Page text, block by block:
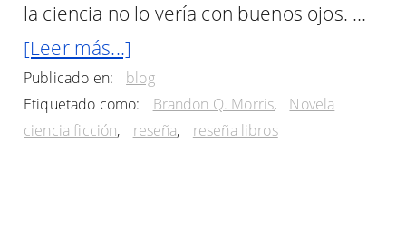
la ciencia no lo vería con buenos ojos. …
[Leer más...]
de
«La
Publicado en:
blog
Etiquetado como:
Brandon Q. Morris,
Novela
ciencia ficción, reseña, reseña libros